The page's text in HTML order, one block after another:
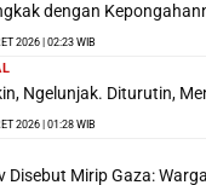
dengan
2026 | 02:23 WIB
Ngelunjak. Diturutin,
2026 | 01:28 WIB
Disebut Mirip Gaza: